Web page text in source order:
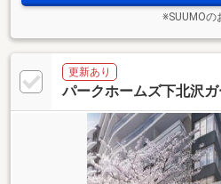
※SUUMOの
更新あり
パークホームズ下北沢